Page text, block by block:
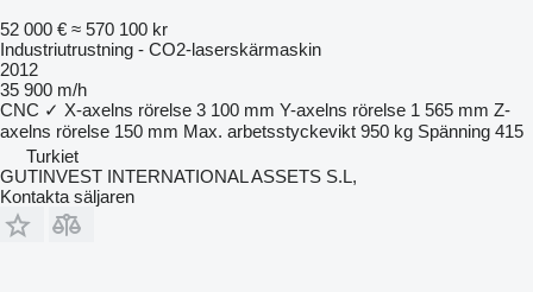
52 000 € ≈ 570 100 kr
Industriutrustning - CO2-laserskärmaskin
2012
35 900 m/h
CNC ✓ X-axelns rörelse 3 100 mm Y-axelns rörelse 1 565 mm Z-
axelns rörelse 150 mm Max. arbetsstyckevikt 950 kg Spänning 415
Turkiet
GUTINVEST INTERNATIONAL ASSETS S.L,
Kontakta säljaren